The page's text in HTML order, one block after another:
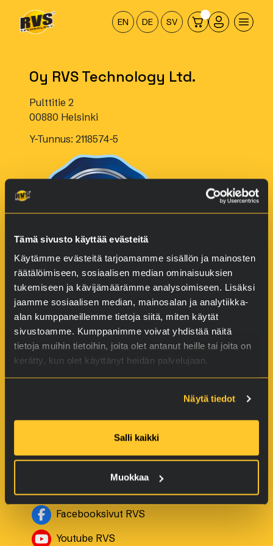
Tämä sivusto käyttää evästeitä
Käytämme evästeitä tarjoamamme sisällön ja mainosten
räätälöimiseen, sosiaalisen median ominaisuuksien
tukemiseen ja kävijämäärämme analysoimiseen. Lisäksi
jaamme sosiaalisen median, mainosalan ja analytiikka-
alan kumppaneillemme tietoja siitä, miten käytät
sivustoamme. Kumppanimme voivat yhdistää näitä
tietoja muihin tietoihin, joita olet antanut heille tai joita on
kerätty, kun olet käyttänyt heidän palvelujaan.
Näytä tiedot
Salli kaikki
Muokkaa
Hyppää
sisältöön
EN DE SV
Oy RVS Technology Ltd.
Pulttitie 2
00880 Helsinki
Y-Tunnus: 2118574-5
Tuotteet
Autoille
Moottoripyörille
Veneille
Pienkoneille ja ketjuille
Teollisuuskohteille
Facebooksivut RVS
Youtube RVS